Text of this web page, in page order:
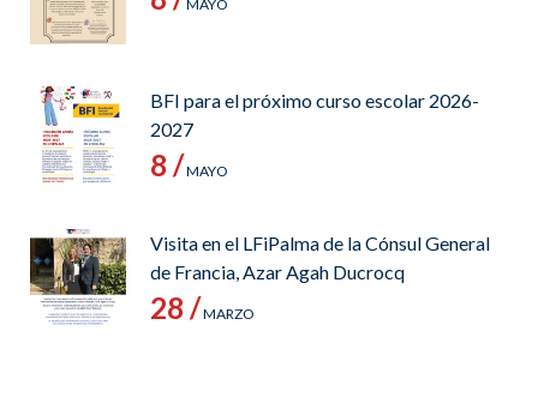
MAYO
BFI para el próximo curso escolar 2026-
2027
8 /MAYO
Visita en el LFiPalma de la Cónsul General
de Francia, Azar Agah Ducrocq
28 /MARZO